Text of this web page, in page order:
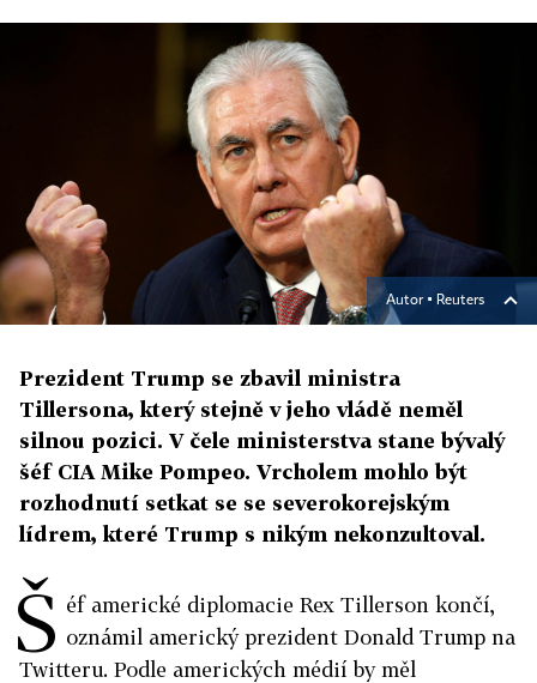
Autor ▪ Reuters
Prezident Trump se zbavil ministra
Tillersona, který stejně v jeho vládě neměl
silnou pozici. V čele ministerstva stane bývalý
šéf CIA Mike Pompeo. Vrcholem mohlo být
rozhodnutí setkat se se severokorejským
lídrem, které Trump s nikým nekonzultoval.
Š éf americké diplomacie Rex Tillerson končí,
oznámil americký prezident Donald Trump na
Twitteru. Podle amerických médií by měl